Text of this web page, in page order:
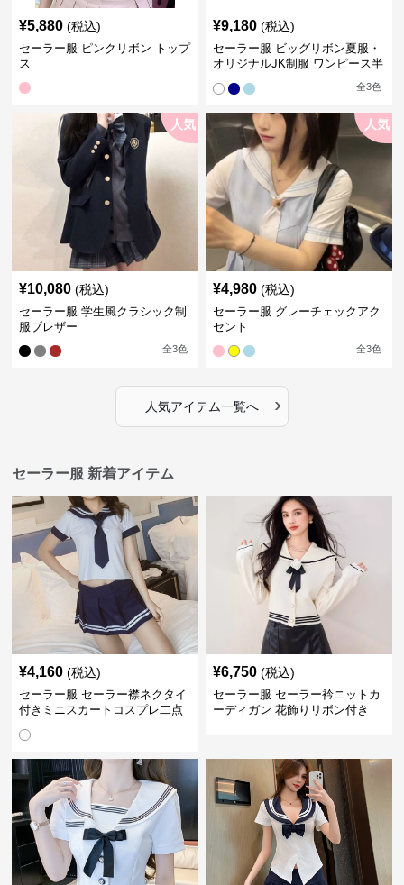
¥5,880 (税込)
セーラー服 ピンクリボン トップ
ス
¥9,180 (税込)
セーラー服 ビッグリボン夏服・
オリジナルJK制服 ワンピース半
全3色
人気
¥10,080 (税込)
セーラー服 学生風クラシック制
服ブレザー
全3色
人気
¥4,980 (税込)
セーラー服 グレーチェックアク
セント
全3色
人気アイテム一覧へ ›
セーラー服 新着アイテム
¥4,160 (税込)
セーラー服 セーラー襟ネクタイ
付きミニスカートコスプレ二点
¥6,750 (税込)
セーラー服 セーラー衿ニットカ
ーディガン 花飾りリボン付き